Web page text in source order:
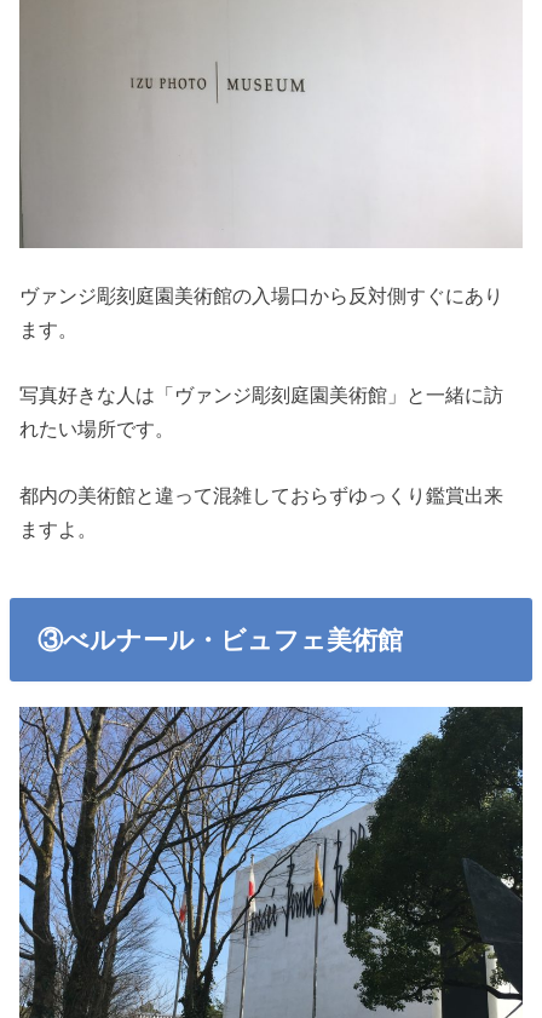
ヴァンジ彫刻庭園美術館の入場口から反対側すぐにあり
ます。
写真好きな人は「ヴァンジ彫刻庭園美術館」と一緒に訪
れたい場所です。
都内の美術館と違って混雑しておらずゆっくり鑑賞出来
ますよ。
③べルナール・ビュフェ美術館